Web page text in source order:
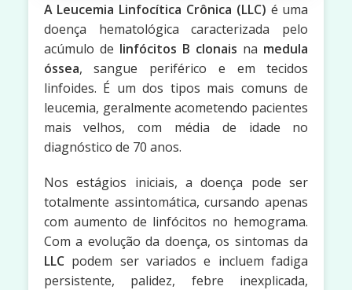
A Leucemia Linfocítica Crônica (LLC) é uma
doença hematológica caracterizada pelo
acúmulo de linfócitos B clonais na medula
óssea, sangue periférico e em tecidos
linfoides. É um dos tipos mais comuns de
leucemia, geralmente acometendo pacientes
mais velhos, com média de idade no
diagnóstico de 70 anos.
Nos estágios iniciais, a doença pode ser
totalmente assintomática, cursando apenas
com aumento de linfócitos no hemograma.
Com a evolução da doença, os sintomas da
LLCpodem ser variados e incluem fadiga
persistente, palidez, febre inexplicada,